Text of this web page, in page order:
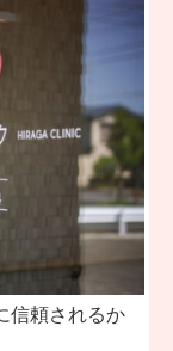
信頼されるか